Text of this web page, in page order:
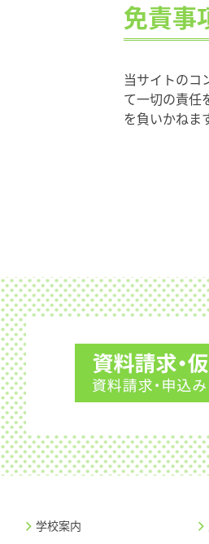
免責事
当サイトのコ
て一切の責任
を負いかねま
学校案内